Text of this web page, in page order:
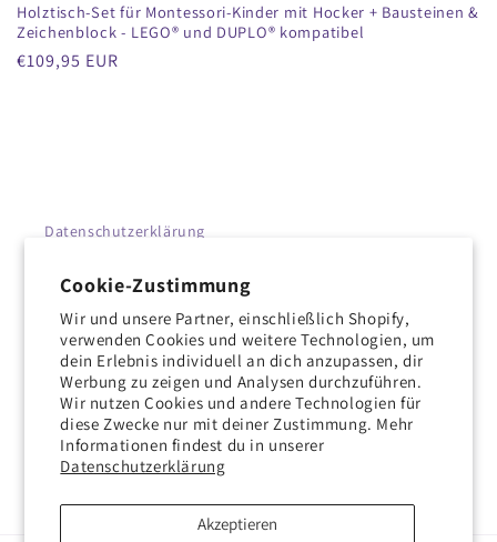
Cookie-Zustimmung
Wir und unsere Partner, einschließlich Shopify,
verwenden Cookies und weitere Technologien, um
dein Erlebnis individuell an dich anzupassen, dir
Werbung zu zeigen und Analysen durchzuführen.
Wir nutzen Cookies und andere Technologien für
diese Zwecke nur mit deiner Zustimmung. Mehr
Informationen findest du in unserer
Datenschutzerklärung
Akzeptieren
Holztisch-Set für Montessori-Kinder mit Hocker + Bausteinen &
Zeichenblock - LEGO® und DUPLO® kompatibel
Regulärer
€109,95 EUR
Datenschutzerklärung
Kontaktinformationen
Versandrichtlinien
Rückgabe- & Erstattungsrichtlinie
Nutzungsbedingungen